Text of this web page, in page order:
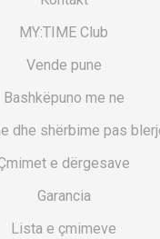
MY:TIME Club
Vende pune
Bashkëpuno me ne
dhe shërbime pas
e dërgesave
Garancia
Lista e çmimeve